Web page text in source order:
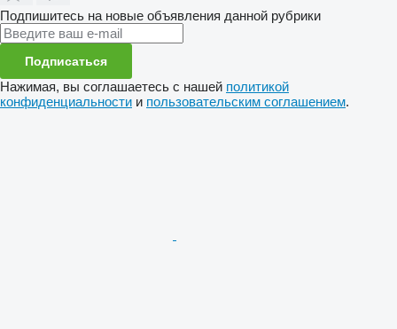
Подпишитесь на новые объявления данной рубрики
Подписаться
Нажимая, вы соглашаетесь с нашей политикой
конфиденциальности и пользовательским соглашением.